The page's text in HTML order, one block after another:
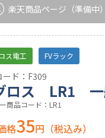
楽天商品ページ （準備中）
ス電工 FVラック
ード：F309
ロス LR1 一
商品コード：LR1
格35円（税込み）